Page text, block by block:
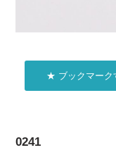
★ ブックマーク
0241